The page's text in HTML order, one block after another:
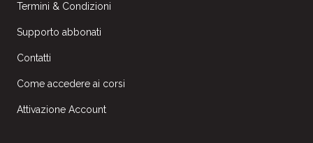
Termini & Condizioni
Supporto abbonati
Contatti
Come accedere ai corsi
Attivazione Account